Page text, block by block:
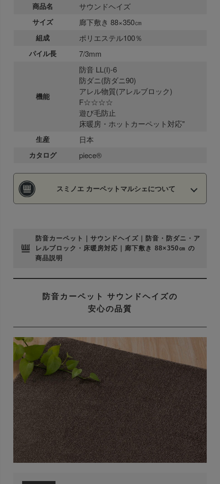
商品名 サウンドヘイズ
サイズ 廊下敷き 88×350㎝
組成 ポリエステル100％
パイル長 7/3mm
機能
防音 LL(I)-6
防ダニ(防ダニ90)
アレル物質(アレルブロック)
F☆☆☆☆
遊び毛防止
床暖房・ホットカーペット対応"
生産 日本
カタログ piece®
スミノエ カーペットマルシェについて
防音カーペット｜サウンドヘイズ｜防音・防ダニ・ア
レルブロック・床暖房対応｜廊下敷き 88×350㎝ の
商品説明
防音カーペット サウンドヘイズの
安心の品質